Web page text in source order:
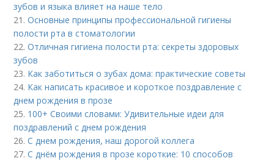
зубов и языка влияет на наше тело
21.Основные принципы профессиональной гигиены
полости рта в стоматологии
22.Отличная гигиена полости рта: секреты здоровых
зубов
23. Как заботиться о зубах дома: практические советы
24. Как написать красивое и короткое поздравление с
днем рождения в прозе
25. 100+ Своими словами: Удивительные идеи для
поздравлений с днем рождения
26.С днем рождения, наш дорогой коллега
27.С днём рождения в прозе короткие: 10 способов